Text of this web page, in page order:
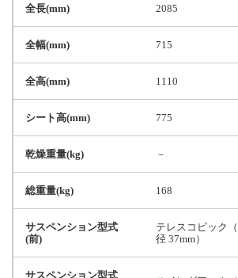
全長(mm) 2085
全幅(mm) 715
全高(mm) 1110
シート高(mm) 775
乾燥重量(kg) －
総重量(kg) 168
サスペンション型式
(前)
テレスコピック
径 37mm）
サスペンション型式